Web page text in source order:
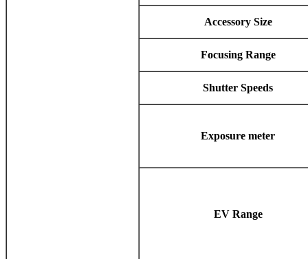
Accessory Size
Focusing Range
Shutter Speeds
Exposure meter
EV Range